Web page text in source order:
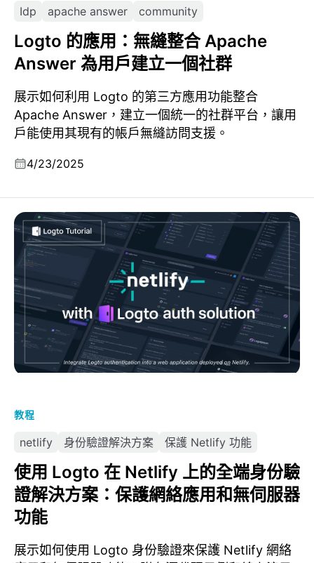
Idp apache answer community
Logto 的應用：無縫整合 Apache
Answer 為用戶建立一個社群
展示如何利用 Logto 的第三方應用功能整合
Apache Answer，建立一個統一的社群平台，讓用
戶能使用其現有的帳戶無縫訪問支援。
4/23/2025
教程
netlify 身份驗證解決方案 保護 Netlify 功能
使用 Logto 在 Netlify 上的全端身份驗
證解決方案：保護網絡應用和無伺服器
功能
展示如何使用 Logto 身份驗證來保護 Netlify 網絡
使用 Logto 在 Netlify 上的全端身份驗證解決方案：保護
網絡應用和無伺服器功能